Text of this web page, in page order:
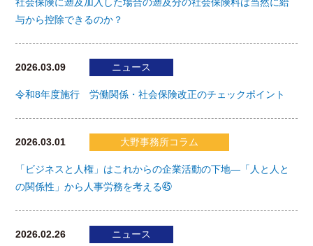
与から控除できるのか？
2026.03.09 ニュース
令和8年度施行 労働関係・社会保険改正のチェックポイント
2026.03.01 大野事務所コラム
「ビジネスと人権」はこれからの企業活動の下地―「人と人と
の関係性」から人事労務を考える㊺
2026.02.26 ニュース